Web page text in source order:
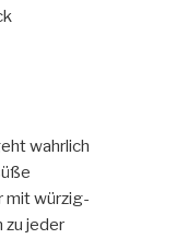
wahrlich
mit würzig-
zu jeder